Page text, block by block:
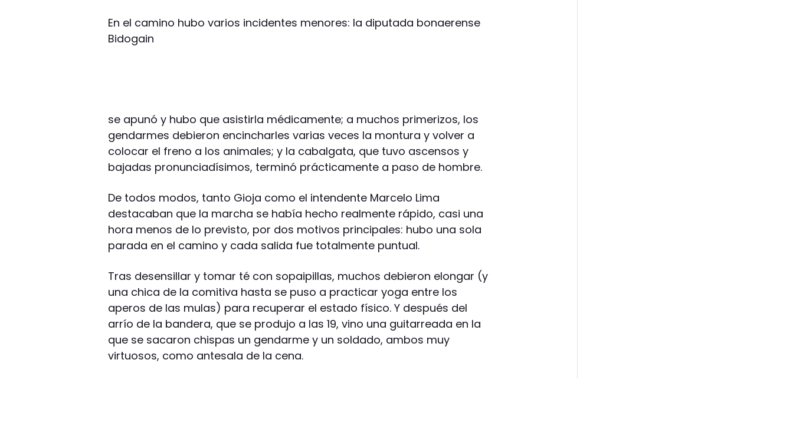
En el camino hubo varios incidentes menores: la diputada bonaerense
Bidogain
se apunó y hubo que asistirla médicamente; a muchos primerizos, los
gendarmes debieron encincharles varias veces la montura y volver a
colocar el freno a los animales; y la cabalgata, que tuvo ascensos y
bajadas pronunciadísimos, terminó prácticamente a paso de hombre.
De todos modos, tanto Gioja como el intendente Marcelo Lima
destacaban que la marcha se había hecho realmente rápido, casi una
hora menos de lo previsto, por dos motivos principales: hubo una sola
parada en el camino y cada salida fue totalmente puntual.
Tras desensillar y tomar té con sopaipillas, muchos debieron elongar (y
una chica de la comitiva hasta se puso a practicar yoga entre los
aperos de las mulas) para recuperar el estado físico. Y después del
arrío de la bandera, que se produjo a las 19, vino una guitarreada en la
que se sacaron chispas un gendarme y un soldado, ambos muy
virtuosos, como antesala de la cena.